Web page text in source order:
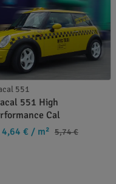
551
551 High
Cal
4,64 € / m² 5,74 €